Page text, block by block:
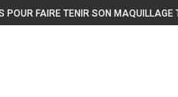
POUR FAIRE TENIR SON MAQUILLAGE